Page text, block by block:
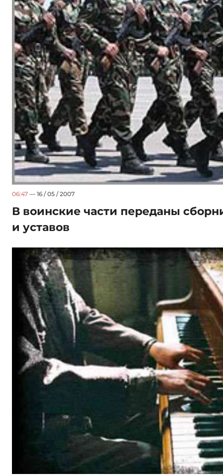
06:47 — 16 / 05 / 2007
В воинские части переданы
и уставов